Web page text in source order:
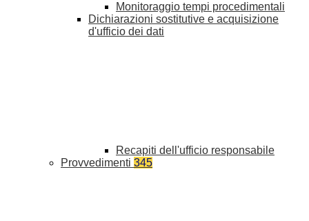
Monitoraggio tempi procedimentali
Dichiarazioni sostitutive e acquisizione
d'ufficio dei dati
Recapiti dell'ufficio responsabile
Provvedimenti 345